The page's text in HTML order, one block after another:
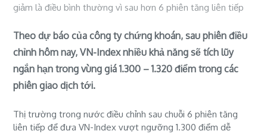
giảm là điều bình thường vì sau hơn 6 phiên tăng liên tiếp
Theo dự báo của công ty chứng khoán, sau phiên điều
chỉnh hôm nay, VN-Index nhiều khả năng sẽ tích lũy
ngắn hạn trong vùng giá 1.300 – 1.320 điểm trong các
phiên giao dịch tới.
Thị trường trong nước điều chỉnh sau chuỗi 6 phiên tăng
liên tiếp để đưa VN-Index vượt ngưỡng 1.300 điểm dễ